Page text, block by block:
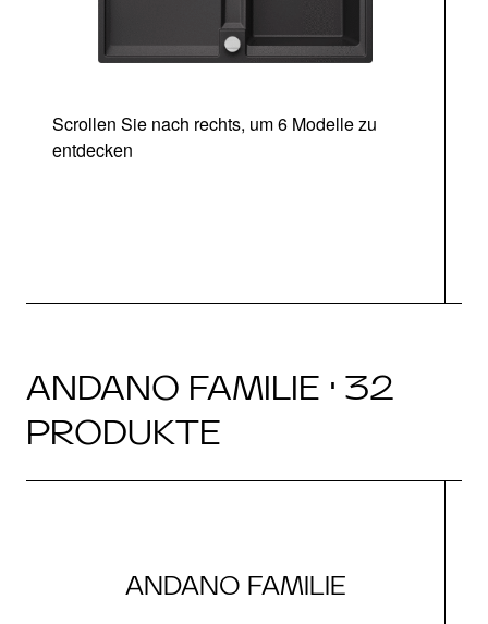
Scrollen Sie nach rechts, um 6 Modelle zu
entdecken
ANDANO FAMILIE · 32
PRODUKTE
ANDANO FAMILIE